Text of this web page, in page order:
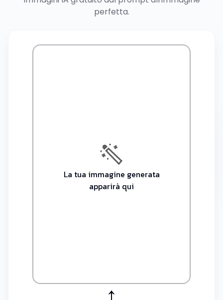
perfetta.
La tua immagine generata
apparirà qui